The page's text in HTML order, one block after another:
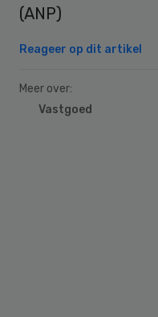
(ANP)
Reageer op dit artikel
Meer over:
Vastgoed